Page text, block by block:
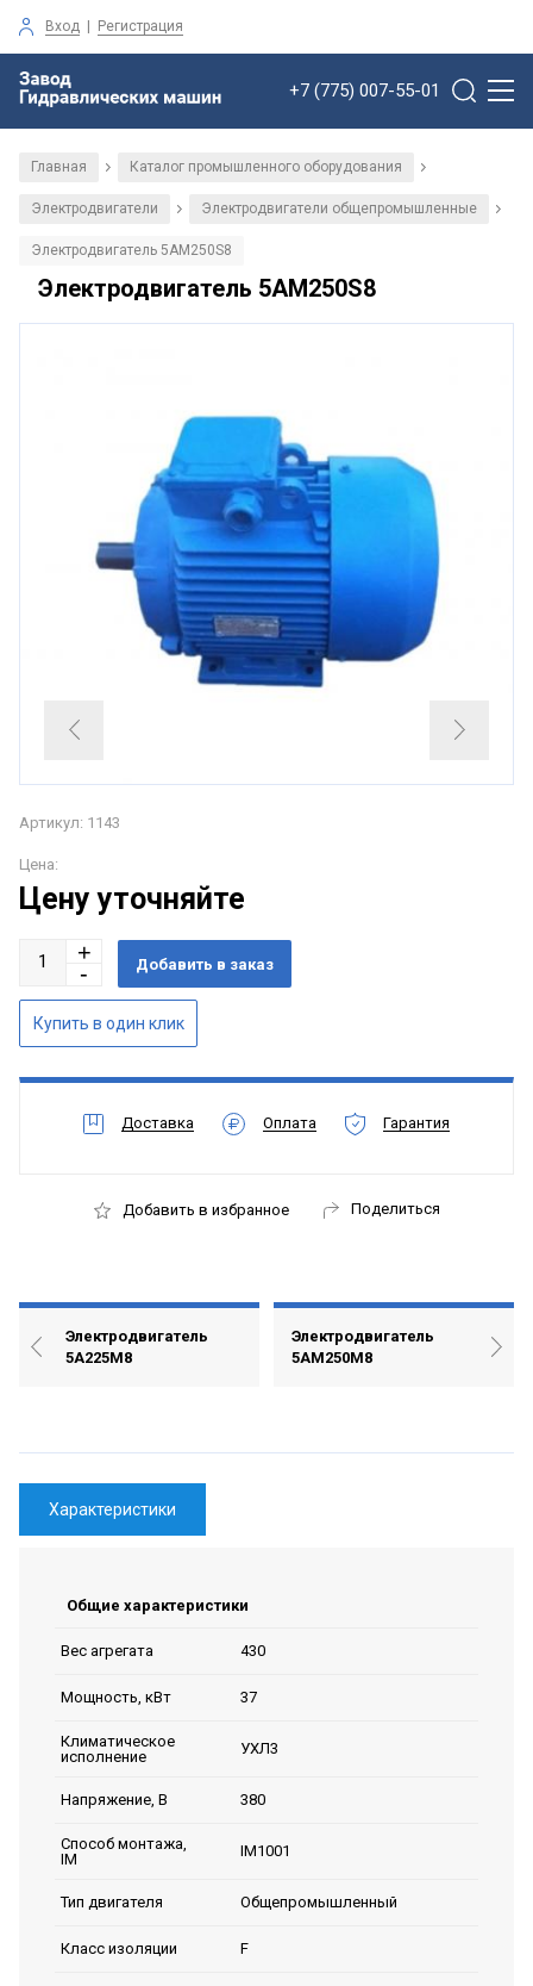
Вход | Регистрация
+7 (775) 007-55-01
Главная / Каталог промышленного оборудования /
Электродвигатели / Электродвигатели общепромышленные /
Электродвигатель 5АМ250S8
Электродвигатель 5АМ250S8
Артикул: 1143
Цена:
Цену уточняйте
Доставка Оплата Гарантия
Добавить в избранное Поделиться
Электродвигатель
5А225М8
Электродвигатель
5АМ250М8
Характеристики
Общие характеристики
Вес агрегата 430
Мощность, кВт 37
Климатическое
исполнение
УХЛ3
Напряжение, В 380
Способ монтажа,
IM
IM1001
Тип двигателя Общепромышленный
Класс изоляции F